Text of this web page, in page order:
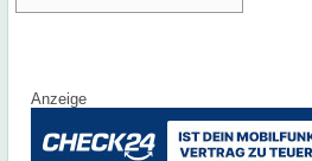
Anzeige